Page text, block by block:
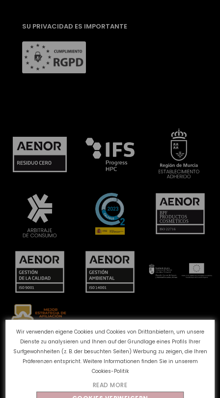
Wir verwenden eigene Cookies und Cookies von Drittanbietern, um unsere
Dienste zu analysieren und Ihnen auf der Grundlage eines Profils Ihrer
Surfgewohnheiten (z. B. der besuchten Seiten) Werbung zu zeigen, die Ihren
Präferenzen entspricht. Weitere Informationen finden Sie in unserem
Cookies-Politik
READ MORE
SU PRIVACIDAD ES IMPORTANTE
Beschwerdekanal
Cookie-Richtlinie
Datenschutzbestimmungen
Rechtlicher Hinweis